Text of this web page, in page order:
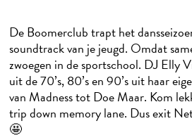
De Boomerclub trapt het
soundtrack van je jeugd. Omdat
zwoegen in de sportschool. DJ Elly
uit de 70’s, 80’s en 90’s uit haar
van Madness tot Doe Maar. Kom
trip down memory lane. Dus exit
🤩